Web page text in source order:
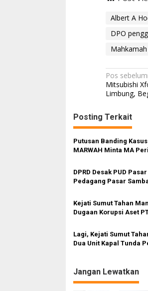
Albert A
DPO
N
a
i
a
i
o
s
Pos
Mitsubishi
Limbung,
Posting Terkait
Putusan Banding
MARWAH Minta MA
DPRD Desak PUD
Pedagang Pasar
Kejati Sumut Tahan
Dugaan Korupsi Aset
Lagi, Kejati Sumut
Dua Unit Kapal Tunda
Jangan Lewatkan